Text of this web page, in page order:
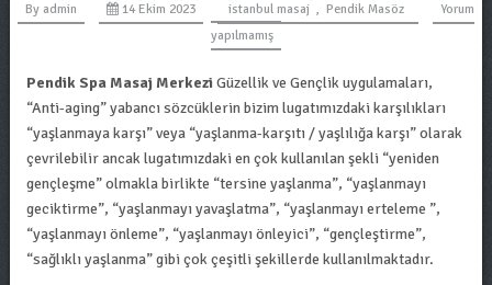
By admin 14 Ekim 2023 istanbul masaj , Pendik Masöz
Yorum
yapılmamış
Pendik Spa Masaj MerkeziGüzellik ve Gençlik uygulamaları,
“Anti-aging” yabancı sözcüklerin bizim lugatımızdaki karşılıkları
“yaşlanmaya karşı” veya “yaşlanma-karşıtı / yaşlılığa karşı” olarak
çevrilebilir ancak lugatımızdaki en çok kullanılan şekli “yeniden
gençleşme” olmakla birlikte “tersine yaşlanma”, “yaşlanmayı
geciktirme”, “yaşlanmayı yavaşlatma”, “yaşlanmayı erteleme ”,
“yaşlanmayı önleme”, “yaşlanmayı önleyici”, “gençleştirme”,
“sağlıklı yaşlanma” gibi çok çeşitli şekillerde kullanılmaktadır.